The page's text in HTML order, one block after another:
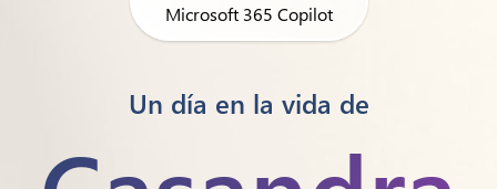
Microsoft 365 Copilot
Un día en la vida de